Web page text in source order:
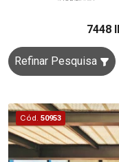
7448
Refinar Pesquisa
Cód. 50953